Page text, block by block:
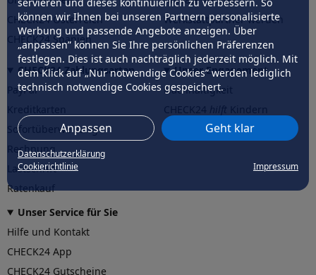
können wir Ihnen bei unseren Partnern personalisierte
Werbung und passende Angebote anzeigen. Über
„anpassen” können Sie Ihre persönlichen Präferenzen
festlegen. Dies ist auch nachträglich jederzeit möglich. Mit
dem Klick auf „Nur notwendige Cookies” werden lediglich
technisch notwendige Cookies gespeichert.
Anpassen Geht klar
Datenschutzerklärung
Cookierichtlinie
Impressum
CHECK24 Österreich
CHECK24 Spanien
Werkstattpartner werden
CHECK24 Zahlungsarten
PayPal
Sofortüberweisung
Rechnung
Lastschrift
Ratenkauf
Unser Engagement
Nachhaltigkeit
CHECK24hilftder Natur
Unser Service für Sie
Hilfe und Kontakt
CHECK24 App
CHECK24 Gutscheine